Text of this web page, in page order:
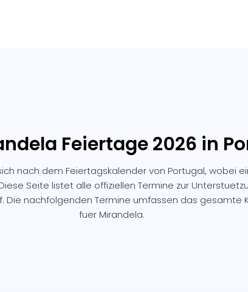
Feiertage 2026 in
nach dem Feiertagskalender von Portugal, wobei
Seite listet alle offiziellen Termine zur
Die nachfolgenden Termine umfassen das gesamte
fuer Mirandela.